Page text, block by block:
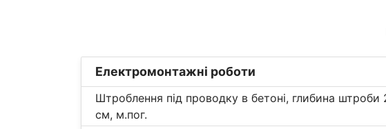
Електромонтажні роботи
Штроблення під проводку в бетоні, глибина штроби
см, м.пог.